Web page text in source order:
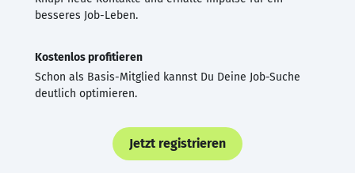
besseres Job-Leben.
Kostenlos profitieren
Schon als Basis-Mitglied kannst Du Deine Job-Suche
deutlich optimieren.
Jetzt registrieren